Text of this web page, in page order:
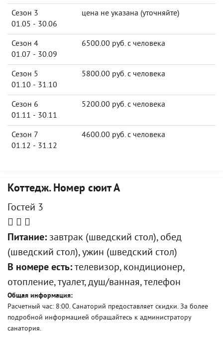
Сезон 3
01.05 - 30.06
цена не указана (уточняйте)
Сезон 4
01.07 - 30.09
6500.00 руб. с человека
Сезон 5
01.10 - 31.10
5800.00 руб. с человека
Сезон 6
01.11 - 30.11
5200.00 руб. с человека
Сезон 7
01.12 - 31.12
4600.00 руб. с человека
Коттедж. Номер сюит А
Гостей 3
Питание: завтрак (шведский стол), обед
(шведский стол), ужин (шведский стол)
В номере есть: телевизор, кондиционер,
отопление, туалет, душ/ванная, телефон
Общая информация:
Расчетный час: 8:00. Санаторий предоставляет скидки. За более
подробной информацией обращайтесь к администратору
санатория.